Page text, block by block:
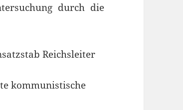
durch die
Reichsleiter
kommunistische